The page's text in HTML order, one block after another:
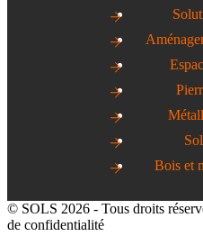
Bois et
© SOLS 2026 - Tous droits
de confidentialité